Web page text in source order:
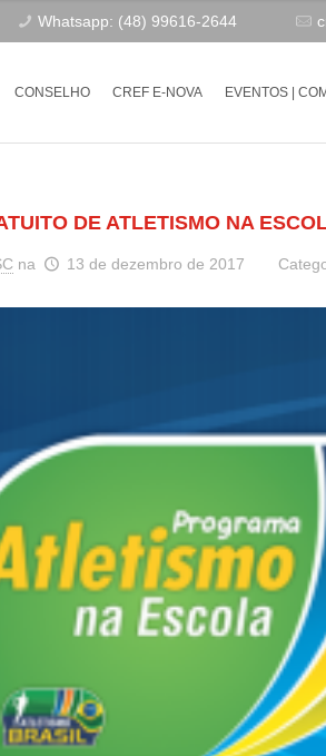
Whatsapp: (48) 99616-2644
CONSELHO CREF E-NOVA EVENTOS |
DE ATLETISMO NA
na 13 de dezembro de 2017